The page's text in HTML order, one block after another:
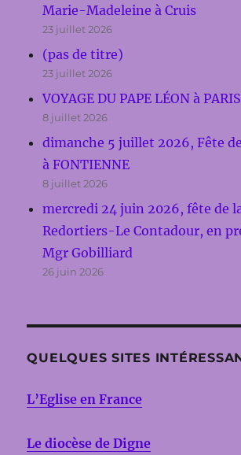
Marie-Madeleine à Cruis
23 juillet 2026
(pas de titre)
23 juillet 2026
VOYAGE DU PAPE LÉON à PARIS
8 juillet 2026
dimanche 5 juillet 2026, Fête
à FONTIENNE
8 juillet 2026
mercredi 24 juin 2026, fête de
Redortiers-Le Contadour, en
Mgr Gobilliard
26 juin 2026
QUELQUES SITES
L’Eglise en France
Le diocèse de Digne